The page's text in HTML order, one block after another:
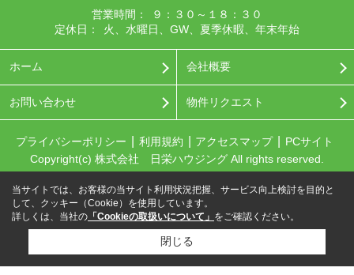
営業時間：
９：３０～１８：３０
定休日：
火、水曜日、GW、夏季休暇、年末年始
ホーム 会社概要
お問い合わせ 物件リクエスト
プライバシーポリシー 利用規約 アクセスマップ
PCサイト
Copyright(c) 株式会社 日栄ハウジング All rights reserved.
当サイトでは、お客様の当サイト利用状況把握、サービス向上検討を目的と
して、クッキー（Cookie）を使用しています。
詳しくは、当社の 「Cookieの取扱いについて」 をご確認ください。
閉じる